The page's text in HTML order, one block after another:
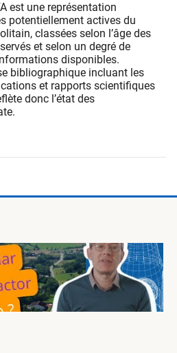
est une représentation
potentiellement actives du
classées selon l’âge des
et selon un degré de
disponibles.
bibliographique incluant les
et rapports scientifiques
donc l’état des